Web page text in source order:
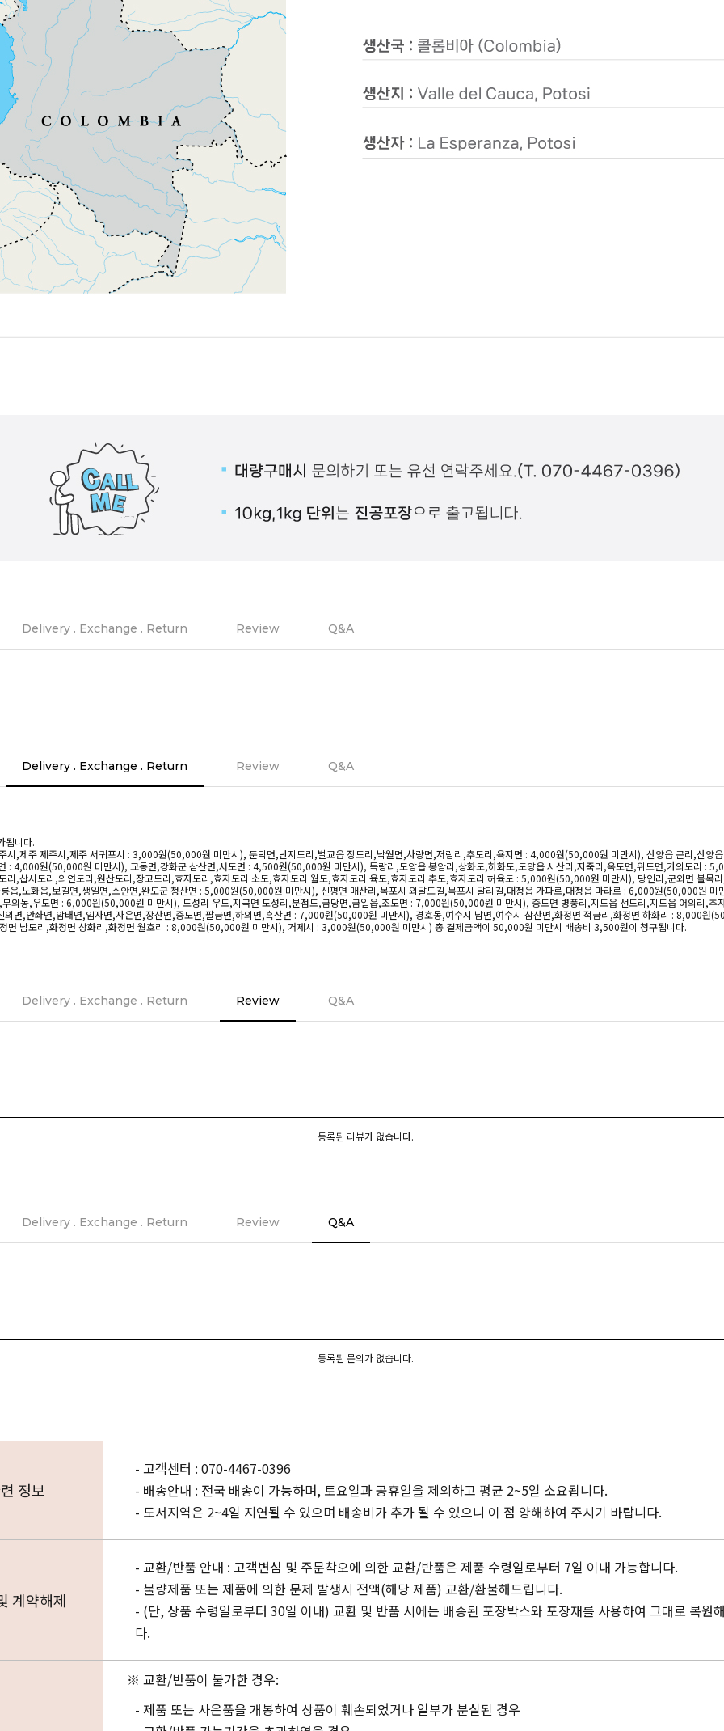
Delivery . Exchange . Return Review Q&A
Delivery . Exchange . Return Review Q&A
됩니다.
시,제주 제주시,제주 서귀포시 : 3,000원(50,000원 미만시), 둔덕면,난지도리,벌교읍 장도리,낙월면,사량면,저림리,추도리,욕지면 : 4,000원(50,000원 미만시), 산양읍 곤리,산양
: 4,000원(50,000원 미만시), 교동면,강화군 삼산면,서도면 : 4,500원(50,000원 미만시), 득량리,도양읍 봉암리,상화도,하화도,도양읍 시산리,지죽리,옥도면,위도면,가의도리 :
리,삽시도리,외연도리,원산도리,장고도리,효자도리,효자도리 소도,효자도리 월도,효자도리 육도,효자도리 추도,효자도리 허육도 : 5,000원(50,000원 미만시), 당인리,군외면 불목
읍,노화읍,보길면,생일면,소안면,완도군 청산면 : 5,000원(50,000원 미만시), 신평면 매산리,목포시 외달도길,목포시 달리길,대정읍 가파로,대정읍 마라로 : 6,000원(50,000원 미
의동,우도면 : 6,000원(50,000원 미만시), 도성리 우도,지곡면 도성리,분점도,금당면,금일읍,조도면 : 7,000원(50,000원 미만시), 증도면 병풍리,지도읍 선도리,지도읍 어의리,
의면,안좌면,암태면,임자면,자은면,장산면,증도면,팔금면,하의면,흑산면 : 7,000원(50,000원 미만시), 경호동,여수시 남면,여수시 삼산면,화정면 적금리,화정면 하화리 : 8,000원
면 남도리,화정면 상화리,화정면 월호리 : 8,000원(50,000원 미만시), 거제시 : 3,000원(50,000원 미만시) 총 결제금액이 50,000원 미만시 배송비 3,500원이 청구됩니다.
Delivery . Exchange . Return Review Q&A
등록된 리뷰가 없습니다.
Delivery . Exchange . Return Review Q&A
등록된 문의가 없습니다.
정보
- 고객센터 : 070-4467-0396
- 배송안내 : 전국 배송이 가능하며, 토요일과 공휴일을 제외하고 평균 2~5일 소요됩니다.
- 도서지역은 2~4일 지연될 수 있으며 배송비가 추가 될 수 있으니 이 점 양해하여 주시기 바랍니다.
계약해제
- 교환/반품 안내 : 고객변심 및 주문착오에 의한 교환/반품은 제품 수령일로부터 7일 이내 가능합니다.
- 불량제품 또는 제품에 의한 문제 발생시 전액(해당 제품) 교환/환불해드립니다.
- (단, 상품 수령일로부터 30일 이내) 교환 및 반품 시에는 배송된 포장박스와 포장재를 사용하여 그대로 복원
다.
※ 교환/반품이 불가한 경우:
- 제품 또는 사은품을 개봉하여 상품이 훼손되었거나 일부가 분실된 경우